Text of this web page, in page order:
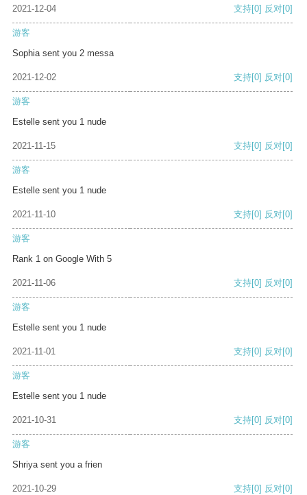
2021-12-04 支持[0] 反对[0]
游客
Sophia sent you 2 messa
2021-12-02 支持[0] 反对[0]
游客
Estelle sent you 1 nude
2021-11-15 支持[0] 反对[0]
游客
Estelle sent you 1 nude
2021-11-10 支持[0] 反对[0]
游客
Rank 1 on Google With 5
2021-11-06 支持[0] 反对[0]
游客
Estelle sent you 1 nude
2021-11-01 支持[0] 反对[0]
游客
Estelle sent you 1 nude
2021-10-31 支持[0] 反对[0]
游客
Shriya sent you a frien
2021-10-29 支持[0] 反对[0]